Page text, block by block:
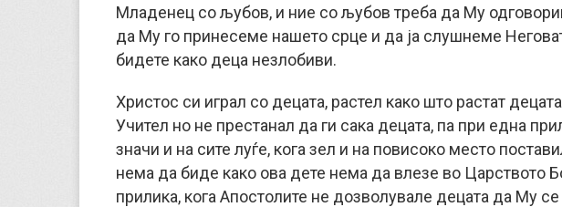
Младенец со љубов, и ние со љубов треба да Му
да Му го принесеме нашето срце и да ја слушнеме
бидете како деца незлобиви.
Христос си играл со децата, растел како што растат
Учител но не престанал да ги сака децата, па при една
значи и на сите луѓе, кога зел и на повисоко место
нема да биде како ова дете нема да влезе во Царството
прилика, кога Апостолите не дозволувале децата да Му